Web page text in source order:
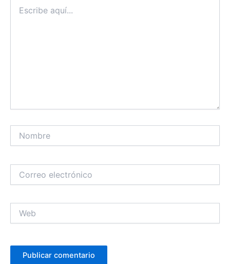
aquí...
electrónico